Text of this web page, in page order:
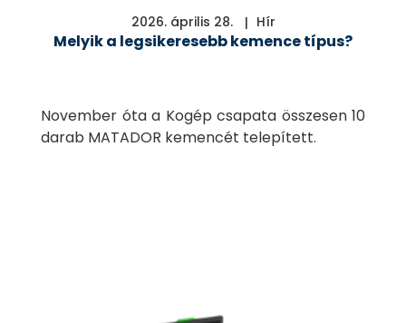
2026. április 28. Hír
Melyik a legsikeresebb kemence típus?
November óta a Kogép csapata összesen 10
darab MATADOR kemencét telepített.